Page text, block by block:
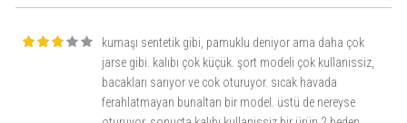
kumaşı sentetik gibi, pamuklu deniyor ama daha çok
jarse gibi. kalıbı çok küçük. şort modeli çok kullanissiz,
bacakları sarıyor ve cok oturuyor. sıcak havada
ferahlatmayan bunaltan bir model. üstü de nereyse